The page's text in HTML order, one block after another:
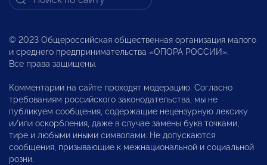
© 2023 Общероссийская общественная организация малого
и среднего предпринимательства «ОПОРА РОССИИ».
Все права защищены.
Комментарии на сайте проходят модерацию. Согласно
требованиям российского законодательства, мы не
публикуем сообщения, содержащие нецензурную лексику
и/или оскорбления, даже в случае замены букв точками,
тире и любыми иными символами. Не допускаются
сообщения, призывающие к межнациональной и социальной
розни.